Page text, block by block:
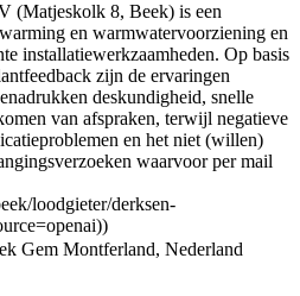
(Matjeskolk 8, Beek) is een
en warmwatervoorziening en
installatiewerkzaamheden. Op basis
zijn de ervaringen
deskundigheid, snelle
van afspraken, terwijl negatieve
en het niet (willen)
waarvoor per mail
loodgieter/derksen-
Gem Montferland, Nederland